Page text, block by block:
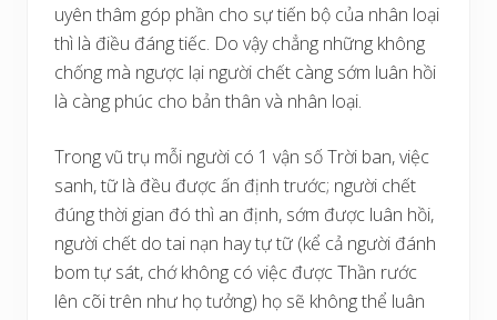
uyên thâm góp phần cho sự tiến bộ của nhân loại
thì là điều đáng tiếc. Do vậy chẳng những không
chống mà ngược lại người chết càng sớm luân hồi
là càng phúc cho bản thân và nhân loại.
Trong vũ trụ mỗi người có 1 vận số Trời ban, việc
sanh, tữ là đều được ấn định trước; người chết
đúng thời gian đó thì an định, sớm được luân hồi,
người chết do tai nạn hay tự tữ (kể cả người đánh
bom tự sát, chớ không có việc được Thần rước
lên cõi trên như họ tưởng) họ sẽ không thể luân